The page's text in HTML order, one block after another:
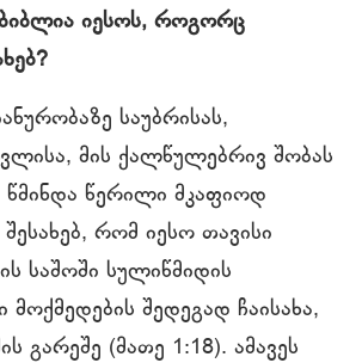
იესოს, როგორც
საუბრისას,
მის ქალწულებრივ შობას
წმინდა წერილი მკაფიოდ
შესახებ, რომ იესო თავისი
საშოში სულიწმიდის
მოქმედების შედეგად ჩაისახა,
გარეშე (მათე 1:18). ამავეს